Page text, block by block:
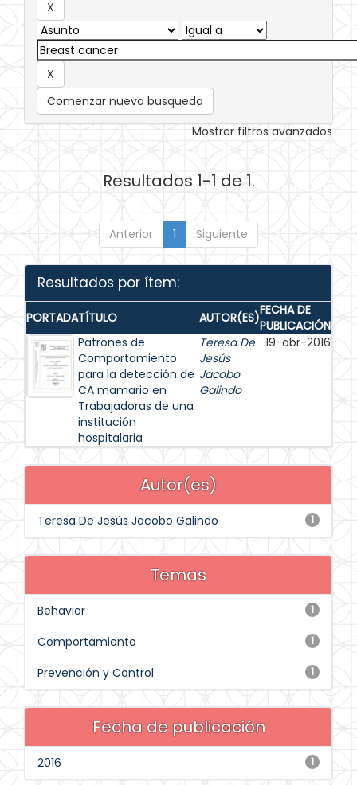
Comenzar nueva busqueda
Mostrar filtros avanzados
Resultados 1-1 de 1.
Anterior 1 Siguiente
Resultados por ítem:
PORTADATÍTULO AUTOR(ES)FECHA DE
PUBLICACIÓN
Patrones de
Comportamiento
para la detección de
CA mamario en
Trabajadoras de una
institución
hospitalaria
Teresa De
Jesús
Jacobo
Galindo
19-abr-2016
Autor(es)
1
Teresa De Jesús Jacobo Galindo
Temas
1
Behavior
1
Comportamiento
1
Prevención y Control
Fecha de publicación
1
2016